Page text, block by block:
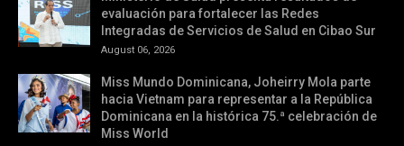
evaluación para fortalecer las Redes
Integradas de Servicios de Salud en Cibao Sur
August 06, 2026
Miss Mundo Dominicana, Joheirry Mola parte
hacia Vietnam para representar a la República
Dominicana en la histórica 75.ª celebración de
Miss World